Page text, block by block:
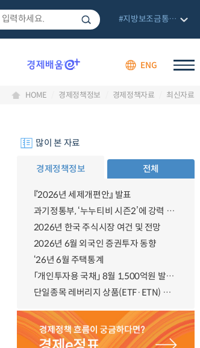
ENG
#지방보조금통합관리망
HOME 경제정책정보 경제정책자료 최신자료
많이 본 자료
경제정책정보 전체
『2026년 세제개편안』 발표
과기정통부, ‘누누티비 시즌2’에 강력 대응 의지 밝혀
2026년 한국 주식시장 여건 및 전망
2026년 6월 외국인 증권투자 동향
‘26년 6월 주택통계
「개인투자용 국채」 8월 1,500억원 발행 예정
단일종목 레버리지 상품(ETF·ETN) 기본예탁금 강화 조기시행 방안 안내